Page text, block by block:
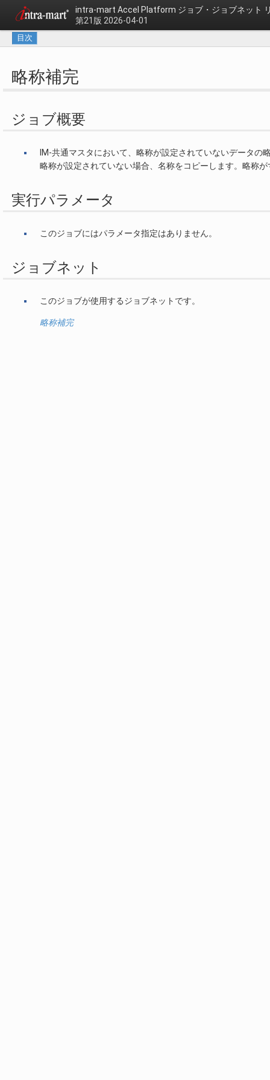
intra-mart Accel Platform ジョブ・ジョブネット
第21版 2026-04-01
目次
略称補完
ジョブ概要
IM-共通マスタにおいて、略称が設定されていないデータの
略称が設定されていない場合、名称をコピーします。略称
実行パラメータ
このジョブにはパラメータ指定はありません。
ジョブネット
このジョブが使用するジョブネットです。
略称補完